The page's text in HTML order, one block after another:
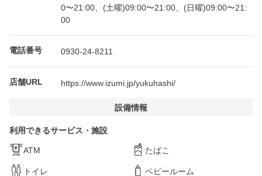
0〜21:00、(土曜)09:00〜21:00、(日曜)09:00〜21:
00
電話番号 0930-24-8211
店舗URL https://www.izumi.jp/yukuhashi/
設備情報
利用できるサービス・施設
ATM たばこ
トイレ ベビールーム